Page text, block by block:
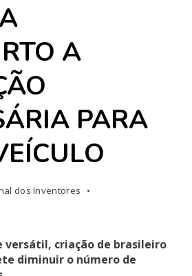
A
PARA
dos Inventores
versátil, criação de brasileiro
diminuir o número de